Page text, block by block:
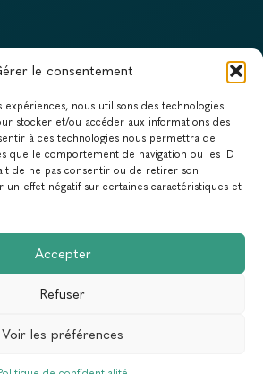
le consentement
nous utilisons des technologies
stocker et/ou accéder aux informations des
à ces technologies nous permettra de
que le comportement de navigation ou les ID
de ne pas consentir ou de retirer son
un effet négatif sur certaines caractéristiques et
Accepter
Refuser
Voir les préférences